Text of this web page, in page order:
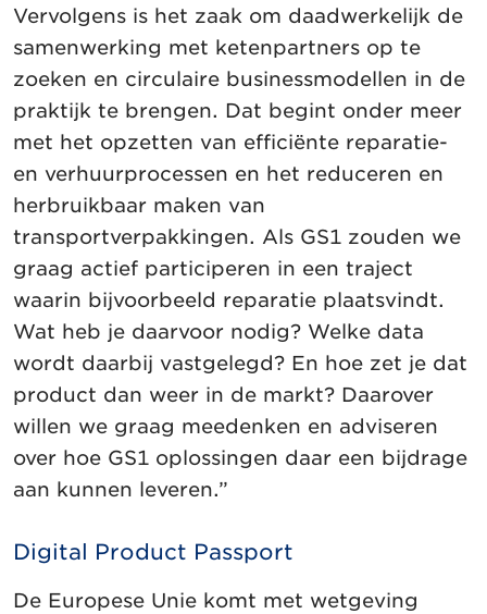
Vervolgens is het zaak om daadwerkelijk de
samenwerking met ketenpartners op te
zoeken en circulaire businessmodellen in de
praktijk te brengen. Dat begint onder meer
met het opzetten van efficiënte reparatie-
en verhuurprocessen en het reduceren en
herbruikbaar maken van
transportverpakkingen. Als GS1 zouden we
graag actief participeren in een traject
waarin bijvoorbeeld reparatie plaatsvindt.
Wat heb je daarvoor nodig? Welke data
wordt daarbij vastgelegd? En hoe zet je dat
product dan weer in de markt? Daarover
willen we graag meedenken en adviseren
over hoe GS1 oplossingen daar een bijdrage
aan kunnen leveren.”
Digital Product Passport
De Europese Unie komt met wetgeving